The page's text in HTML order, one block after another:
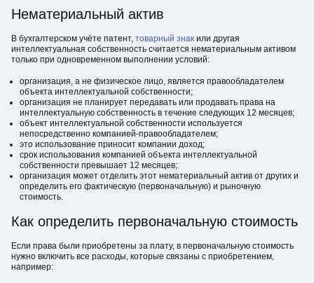
Нематериальный актив
В бухгалтерском учёте патент, товарный знак или другая
интеллектуальная собственность считается нематериальным активом
только при одновременном выполнении условий:
организация, а не физическое лицо, является правообладателем
объекта интеллектуальной собственности;
организация не планирует передавать или продавать права на
интеллектуальную собственность в течение следующих 12 месяцев;
объект интеллектуальной собственности используется
непосредственно компанией-правообладателем;
это использование приносит компании доход;
срок использования компанией объекта интеллектуальной
собственности превышает 12 месяцев;
организация может отделить этот нематериальный актив от других и
определить его фактическую (первоначальную) и рыночную
стоимость.
Как определить первоначальную стоимость
Если права были приобретены за плату, в первоначальную стоимость
нужно включить все расходы, которые связаны с приобретением,
например: